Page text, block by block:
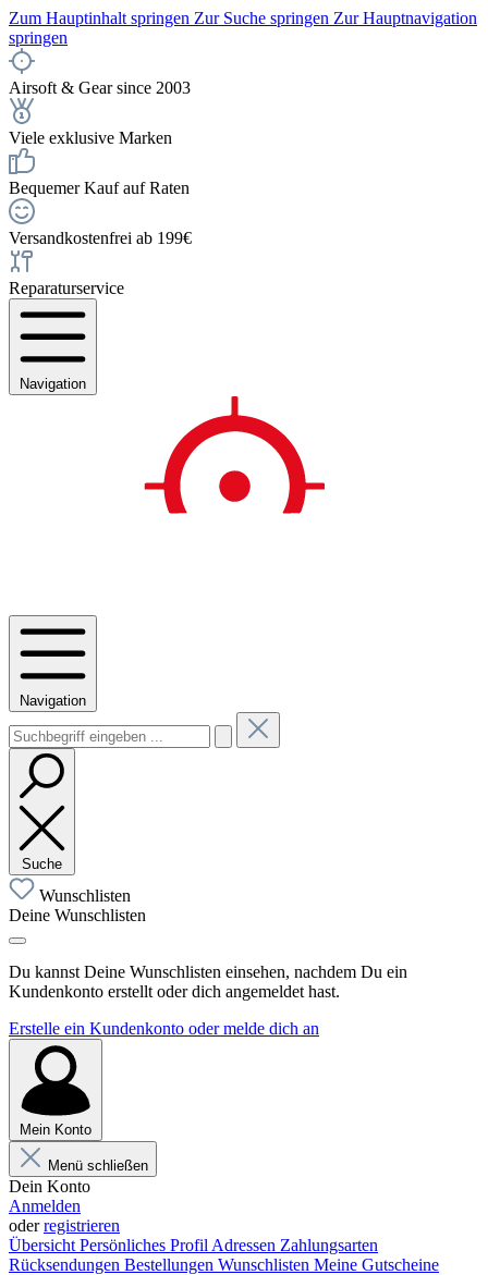
Zum Hauptinhalt springen Zur Suche springen Zur Hauptnavigation
springen
Airsoft & Gear since 2003
Viele exklusive Marken
Bequemer Kauf auf Raten
Versandkostenfrei ab 199€
Reparaturservice
Navigation
Navigation
Suche
Wunschlisten
Deine Wunschlisten
Du kannst Deine Wunschlisten einsehen, nachdem Du ein
Kundenkonto erstellt oder dich angemeldet hast.
Erstelle ein Kundenkonto oder melde dich an
Mein Konto
Menü schließen
Dein Konto
Anmelden
oderregistrieren
Übersicht Persönliches Profil Adressen Zahlungsarten
Rücksendungen Bestellungen Wunschlisten Meine Gutscheine